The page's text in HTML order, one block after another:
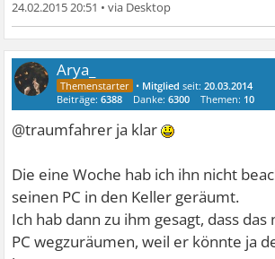
24.02.2015 20:51 •
Arya_
• Mitglied seit:20.03.2014
Beiträge:6388 Danke:6300 Themen: 10
@traumfahrer ja klar
Die eine Woche hab ich ihn nicht
seinen PC in den Keller geräumt.
Ich hab dann zu ihm gesagt, dass
PC wegzuräumen, weil er könnte ja